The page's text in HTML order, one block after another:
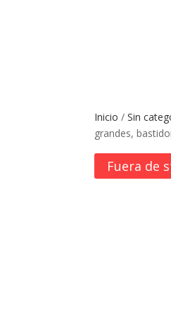
Inicio /Sin
grandes,
Fuera de